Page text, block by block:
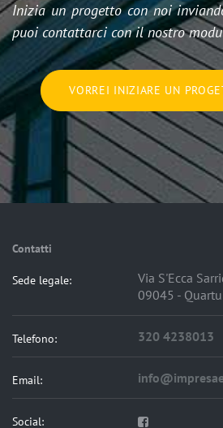
Inizia un progetto con noi
puoi contattarci con il nostro
VORREI INIZIARE UN
Contatti
Sede legale:
Via S'Ecca
09045 -
Telefono: 320 4238013
Email:
Social: